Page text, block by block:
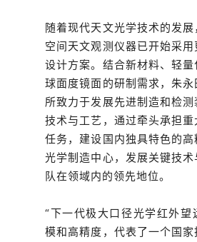
随着现代天文光学技术的发
空间天文观测仪器已开始采
设计方案。结合新材料、轻
球面度镜面的研制需求，朱
所致力于发展先进制造和检
技术与工艺，通过牵头承担
任务，建设国内独具特色的
光学制造中心，发展关键技
队在领域内的领先地位。
“下一代极大口径光学红外望
模和高精度，代表了一个国